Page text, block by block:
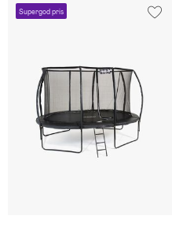
Supergod pris